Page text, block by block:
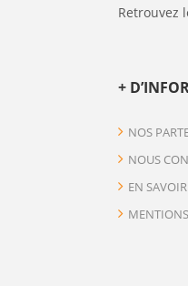
Retrouvez
+
NOS
NOUS
EN